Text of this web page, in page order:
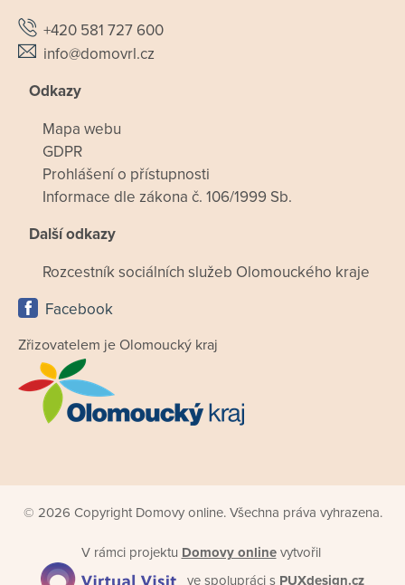
+420 581 727 600
info@domovrl.cz
Odkazy
Mapa webu
GDPR
Prohlášení o přístupnosti
Informace dle zákona č. 106/1999 Sb.
Další odkazy
Rozcestník sociálních služeb Olomouckého kraje
Facebook
Zřizovatelem je Olomoucký kraj
© 2026 Copyright Domovy online. Všechna práva vyhrazena.
V rámci projektu Domovy onlinevytvořil
ve spolupráci s PUXdesign.cz